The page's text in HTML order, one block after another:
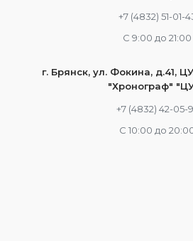
+7 (4832) 51-01-
С 9:00 до 21:00
г. Брянск, ул. Фокина, д.41,
"Хронограф"
+7 (4832) 42-05-
С 10:00 до